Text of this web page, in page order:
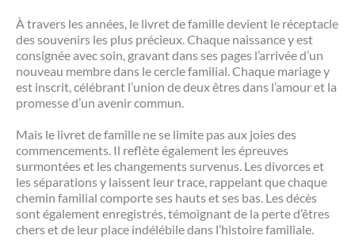
À travers les années, le livret de famille devient le réceptacle
des souvenirs les plus précieux. Chaque naissance y est
consignée avec soin, gravant dans ses pages l’arrivée d’un
nouveau membre dans le cercle familial. Chaque mariage y
est inscrit, célébrant l’union de deux êtres dans l’amour et la
promesse d’un avenir commun.
Mais le livret de famille ne se limite pas aux joies des
commencements. Il reflète également les épreuves
surmontées et les changements survenus. Les divorces et
les séparations y laissent leur trace, rappelant que chaque
chemin familial comporte ses hauts et ses bas. Les décès
sont également enregistrés, témoignant de la perte d’êtres
chers et de leur place indélébile dans l’histoire familiale.